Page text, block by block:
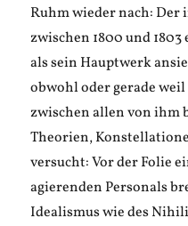
Ruhm wieder nach:
zwischen 1800 und 1803
als sein Hauptwerk
obwohl oder gerade
zwischen allen von ihm
Theorien,
versucht: Vor der Folie
agierenden Personals
Idealismus wie des